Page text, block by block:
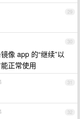
29
30
像 app 的“继续”以
正常使用
31
32